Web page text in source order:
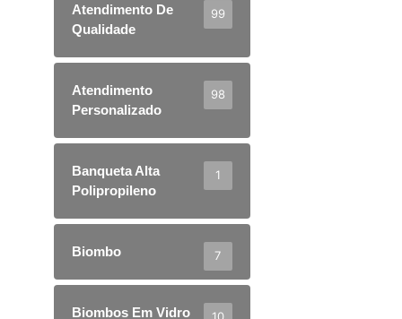
Atendimento De
Qualidade
99
Atendimento
Personalizado
98
Banqueta Alta
Polipropileno
1
Biombo 7
Biombos Em Vidro